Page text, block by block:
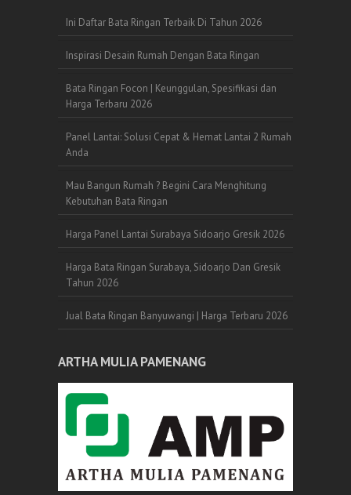
Ini Daftar Bata Ringan Terbaik Di Tahun 2026
Inspirasi Desain Rumah Dengan Bata Ringan
Bata Ringan Focon | Keunggulan, Spesifikasi dan
Harga Terbaru 2026
Panel Lantai: Solusi Cepat & Hemat Lantai 2 Rumah
Anda
Mau Bangun Rumah ? Begini Cara Menghitung
Kebutuhan Bata Ringan
Harga Panel Lantai Surabaya Sidoarjo Gresik 2026
Harga Bata Ringan Surabaya, Sidoarjo Dan Gresik
Tahun 2026
Jual Bata Ringan Banyuwangi | Harga Terbaru 2026
ARTHA MULIA PAMENANG